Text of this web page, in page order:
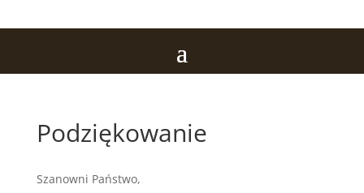
Podziękowanie
Szanowni Państwo,